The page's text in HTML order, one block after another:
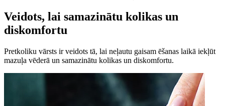
Veidots, lai samazinātu kolikas un
diskomfortu
Pretkoliku vārsts ir veidots tā, lai neļautu gaisam ēšanas laikā iekļūt
mazuļa vēderā un samazinātu kolikas un diskomfortu.